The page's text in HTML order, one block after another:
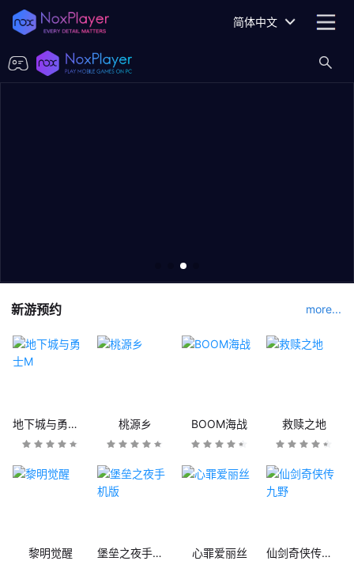
简体中文
新游预约 more...
地下城与勇士M 桃源乡 BOOM海战 救赎之地
黎明觉醒 堡垒之夜手机版 心罪爱丽丝 仙剑奇侠传九野